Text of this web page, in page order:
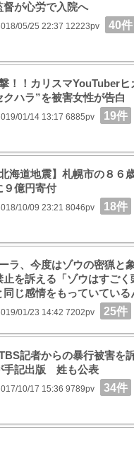
督が心労で入院へ
05/25 22:37 12223pv 40件
！！カリスマYouTuberヒ
クハラ”を被害女性が告白
01/14 13:17 6885pv 19件
海道地震】札幌市の８６
９億円寄付
10/09 23:21 8046pv 18件
ラ、今度はゾウの密猟と
止を訴える「ゾウはすごく
同じ感情をもっていている
01/23 14:42 7202pv 25件
記者からの暴行被害を
手記出版 姓も公表
10/17 15:36 9789pv 34件